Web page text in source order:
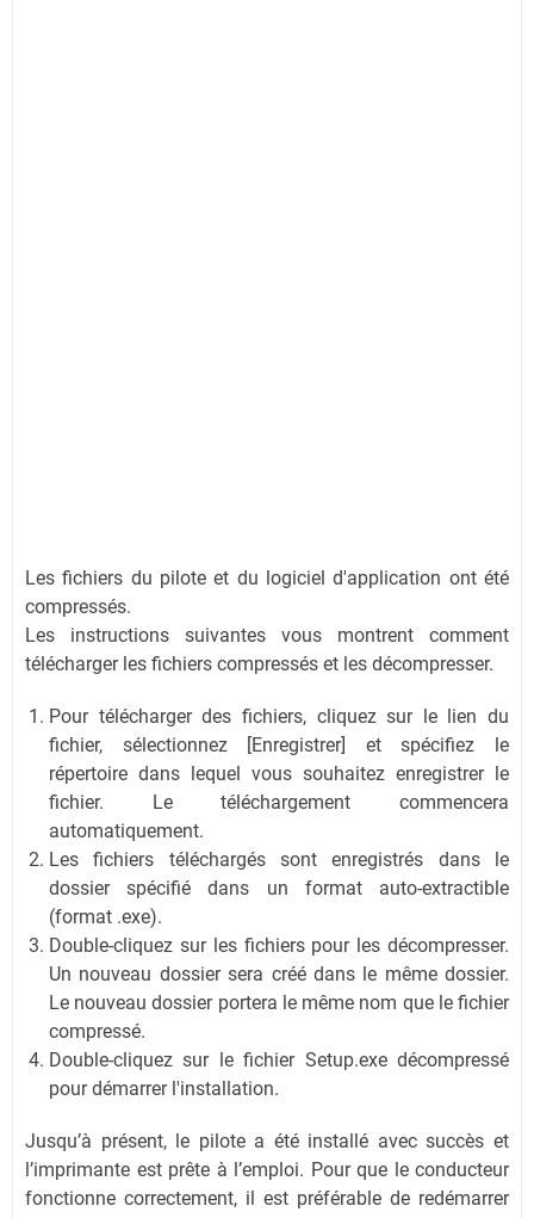
Les fichiers du pilote et du logiciel d'application ont été
compressés.
Les instructions suivantes vous montrent comment
télécharger les fichiers compressés et les décompresser.
Pour télécharger des fichiers, cliquez sur le lien du
fichier, sélectionnez [Enregistrer] et spécifiez le
répertoire dans lequel vous souhaitez enregistrer le
fichier. Le téléchargement commencera
automatiquement.
Les fichiers téléchargés sont enregistrés dans le
dossier spécifié dans un format auto-extractible
(format .exe).
Double-cliquez sur les fichiers pour les décompresser.
Un nouveau dossier sera créé dans le même dossier.
Le nouveau dossier portera le même nom que le fichier
compressé.
Double-cliquez sur le fichier Setup.exe décompressé
pour démarrer l'installation.
Jusqu’à présent, le pilote a été installé avec succès et
l’imprimante est prête à l’emploi. Pour que le conducteur
fonctionne correctement, il est préférable de redémarrer